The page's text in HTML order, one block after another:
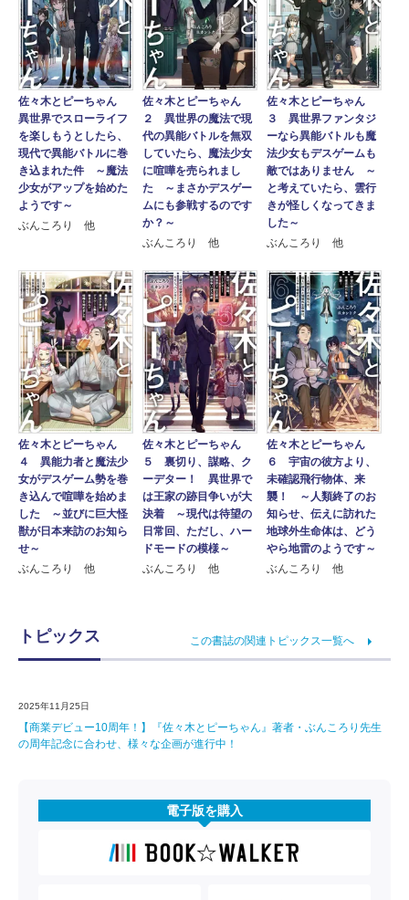
佐々木とピーちゃん
異世界でスローライフ
を楽しもうとしたら、
現代で異能バトルに巻
き込まれた件 ～魔法
少女がアップを始めた
ようです～
ぶんころり 他
佐々木とピーちゃん
２ 異世界の魔法で現
代の異能バトルを無双
していたら、魔法少女
に喧嘩を売られまし
た ～まさかデスゲー
ムにも参戦するのです
か？～
ぶんころり 他
佐々木とピーちゃん
３ 異世界ファンタジ
ーなら異能バトルも魔
法少女もデスゲームも
敵ではありません ～
と考えていたら、雲行
きが怪しくなってきま
した～
ぶんころり 他
佐々木とピーちゃん
４ 異能力者と魔法少
女がデスゲーム勢を巻
き込んで喧嘩を始めま
した ～並びに巨大怪
獣が日本来訪のお知ら
せ～
ぶんころり 他
佐々木とピーちゃん
５ 裏切り、謀略、ク
ーデター！ 異世界で
は王家の跡目争いが大
決着 ～現代は待望の
日常回、ただし、ハー
ドモードの模様～
ぶんころり 他
佐々木とピーちゃん
６ 宇宙の彼方より、
未確認飛行物体、来
襲！ ～人類終了のお
知らせ、伝えに訪れた
地球外生命体は、どう
やら地雷のようです～
ぶんころり 他
トピックス この書誌の関連トピックス一覧へ
2025年11月25日
【商業デビュー10周年！】『佐々木とピーちゃん』著者・ぶんころり先生
の周年記念に合わせ、様々な企画が進行中！
電子版を購入